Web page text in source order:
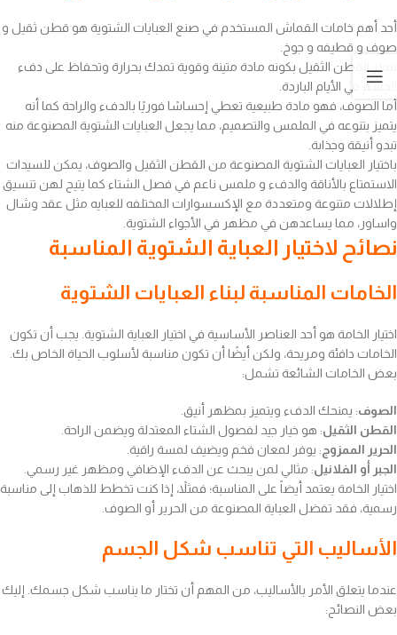
أحد أهم خامات القماش المستخدم في صنع العبايات الشتوية هو قطن ثقيل و
صوف و قطيفه و جوخ.
يتميز القطن الثقيل بكونه مادة متينة وقوية تمدك بحرارة وتحفاظ على دفء
الجسم في الأيام الباردة.
أما الصوف، فهو مادة طبيعية تعطي إحساسًا فوريًا بالدفء والراحة كما أنه
يتميز بتنوعه في الملمس والتصميم، مما يجعل العبايات الشتوية المصنوعة منه
تبدو أنيقة وجذابة.
باختيار العبايات الشتوية المصنوعة من القطن الثقيل والصوف، يمكن للسيدات
الاستمتاع بالأناقة والدفء و ملمس ناعم في فصل الشتاء كما يتيح لهن تنسيق
إطلالات متنوعة ومتعددة مع الإكسسوارات المختلفه للعبايه مثل عقد وشال
واساور، مما يساعدهن في مظهر في الأجواء الشتوية.
نصائح لاختيار العباية الشتوية المناسبة
الخامات المناسبة لبناء العبايات الشتوية
اختيار الخامة هو أحد العناصر الأساسية في اختيار العباية الشتوية. يجب أن تكون
الخامات دافئة ومريحة، ولكن أيضًا أن تكون مناسبة لأسلوب الحياة الخاص بك.
بعض الخامات الشائعة تشمل:
الصوف: يمنحك الدفء ويتميز بمظهر أنيق.
القطن الثقيل: هو خيار جيد لفصول الشتاء المعتدلة ويضمن الراحة.
الحرير الممزوج : يوفر لمعان فخم ويضيف لمسة راقية.
الجبر أو الفلانيل: مثالي لمن يبحث عن الدفء الإضافي ومظهر غير رسمي.
اختيار الخامة يعتمد أيضاً على المناسبة؛ فمثلاً، إذا كنت تخطط للذهاب إلى مناسبة
رسمية، فقد تفضل العباية المصنوعة من الحرير أو الصوف.
الأساليب التي تناسب شكل الجسم
عندما يتعلق الأمر بالأساليب، من المهم أن تختار ما يناسب شكل جسمك. إليك
بعض النصائح: